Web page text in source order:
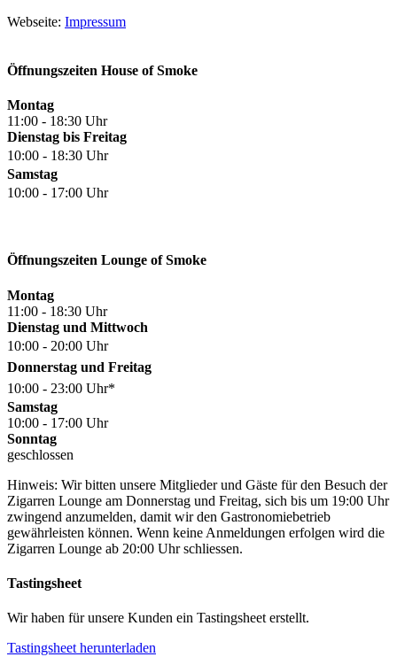
Webseite: Impressum
Öffnungszeiten House of Smoke
Montag
11:00 - 18:30 Uhr
Dienstag bis Freitag
10:00 - 18:30 Uhr
Samstag
10:00 - 17:00 Uhr
Öffnungszeiten Lounge of Smoke
Montag
11:00 - 18:30 Uhr
Dienstag und Mittwoch
10:00 - 20:00 Uhr
Donnerstag und Freitag
10:00 - 23:00 Uhr*
Samstag
10:00 - 17:00 Uhr
Sonntag
geschlossen
Hinweis: Wir bitten unsere Mitglieder und Gäste für den Besuch der
Zigarren Lounge am Donnerstag und Freitag, sich bis um 19:00 Uhr
zwingend anzumelden, damit wir den Gastronomiebetrieb
gewährleisten können. Wenn keine Anmeldungen erfolgen wird die
Zigarren Lounge ab 20:00 Uhr schliessen.
Tastingsheet
Wir haben für unsere Kunden ein Tastingsheet erstellt.
Tastingsheet herunterladen